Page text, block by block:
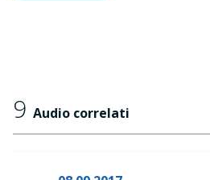
9 Audio correlati